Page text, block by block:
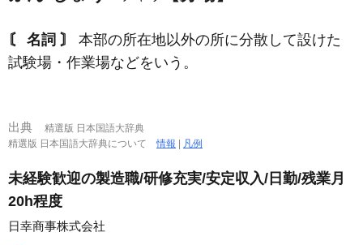
〘 名詞 〙
本部の所在地以外の所に分散して設けた
試験場・作業場などをいう。
出典
精選版 日本国語大辞典
精選版 日本国語大辞典について情報 | 凡例
未経験歓迎の製造職/研修充実/安定収入/日勤/残業月
20h程度
日幸商事株式会社